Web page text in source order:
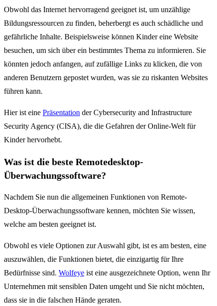
Obwohl das Internet hervorragend geeignet ist, um unzählige
Bildungsressourcen zu finden, beherbergt es auch schädliche und
gefährliche Inhalte. Beispielsweise können Kinder eine Website
besuchen, um sich über ein bestimmtes Thema zu informieren. Sie
könnten jedoch anfangen, auf zufällige Links zu klicken, die von
anderen Benutzern gepostet wurden, was sie zu riskanten Websites
führen kann.
Hier ist eine Präsentation der Cybersecurity and Infrastructure
Security Agency (CISA), die die Gefahren der Online-Welt für
Kinder hervorhebt.
Was ist die beste Remotedesktop-
Überwachungssoftware?
Nachdem Sie nun die allgemeinen Funktionen von Remote-
Desktop-Überwachungssoftware kennen, möchten Sie wissen,
welche am besten geeignet ist.
Obwohl es viele Optionen zur Auswahl gibt, ist es am besten, eine
auszuwählen, die Funktionen bietet, die einzigartig für Ihre
Bedürfnisse sind. Wolfeye ist eine ausgezeichnete Option, wenn Ihr
Unternehmen mit sensiblen Daten umgeht und Sie nicht möchten,
dass sie in die falschen Hände geraten.